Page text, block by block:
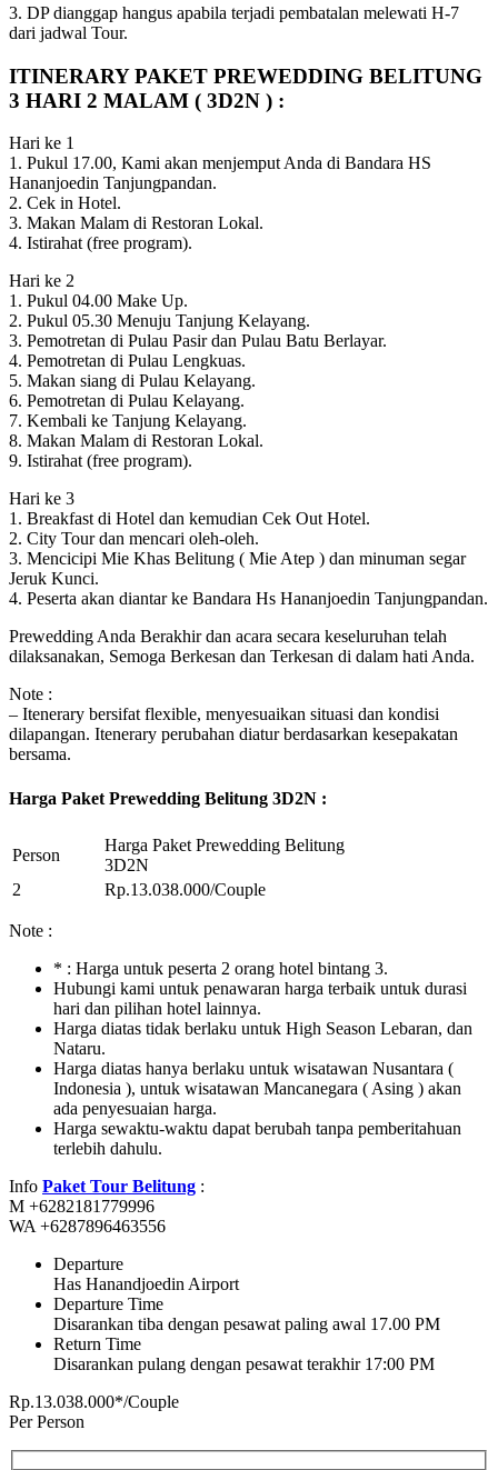
3. DP dianggap hangus apabila terjadi pembatalan melewati H-7
dari jadwal Tour.
ITINERARY PAKET PREWEDDING BELITUNG
3 HARI 2 MALAM ( 3D2N ) :
Hari ke 1
1. Pukul 17.00, Kami akan menjemput Anda di Bandara HS
Hananjoedin Tanjungpandan.
2. Cek in Hotel.
3. Makan Malam di Restoran Lokal.
4. Istirahat (free program).
Hari ke 2
1. Pukul 04.00 Make Up.
2. Pukul 05.30 Menuju Tanjung Kelayang.
3. Pemotretan di Pulau Pasir dan Pulau Batu Berlayar.
4. Pemotretan di Pulau Lengkuas.
5. Makan siang di Pulau Kelayang.
6. Pemotretan di Pulau Kelayang.
7. Kembali ke Tanjung Kelayang.
8. Makan Malam di Restoran Lokal.
9. Istirahat (free program).
Hari ke 3
1. Breakfast di Hotel dan kemudian Cek Out Hotel.
2. City Tour dan mencari oleh-oleh.
3. Mencicipi Mie Khas Belitung ( Mie Atep ) dan minuman segar
Jeruk Kunci.
4. Peserta akan diantar ke Bandara Hs Hananjoedin Tanjungpandan.
Prewedding Anda Berakhir dan acara secara keseluruhan telah
dilaksanakan, Semoga Berkesan dan Terkesan di dalam hati Anda.
Note :
– Itenerary bersifat flexible, menyesuaikan situasi dan kondisi
dilapangan. Itenerary perubahan diatur berdasarkan kesepakatan
bersama.
Harga Paket Prewedding Belitung 3D2N :
Person
Harga Paket Prewedding Belitung
3D2N
2
Rp.13.038.000/Couple
Note :
* : Harga untuk peserta 2 orang hotel bintang 3.
Hubungi kami untuk penawaran harga terbaik untuk durasi
hari dan pilihan hotel lainnya.
Harga diatas tidak berlaku untuk High Season Lebaran, dan
Nataru.
Harga diatas hanya berlaku untuk wisatawan Nusantara (
Indonesia ), untuk wisatawan Mancanegara ( Asing ) akan
ada penyesuaian harga.
Harga sewaktu-waktu dapat berubah tanpa pemberitahuan
terlebih dahulu.
Info Paket Tour Belitung :
M +6282181779996
WA +6287896463556
Departure
Has Hanandjoedin Airport
Departure Time
Disarankan tiba dengan pesawat paling awal 17.00 PM
Return Time
Disarankan pulang dengan pesawat terakhir 17:00 PM
Rp.13.038.000*/Couple
Per Person